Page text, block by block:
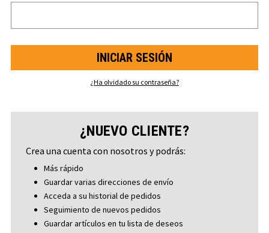
¿Ha olvidado su contraseña?
¿NUEVO CLIENTE?
Crea una cuenta con nosotros y podrás:
Más rápido
Guardar varias direcciones de envío
Acceda a su historial de pedidos
Seguimiento de nuevos pedidos
Guardar artículos en tu lista de deseos